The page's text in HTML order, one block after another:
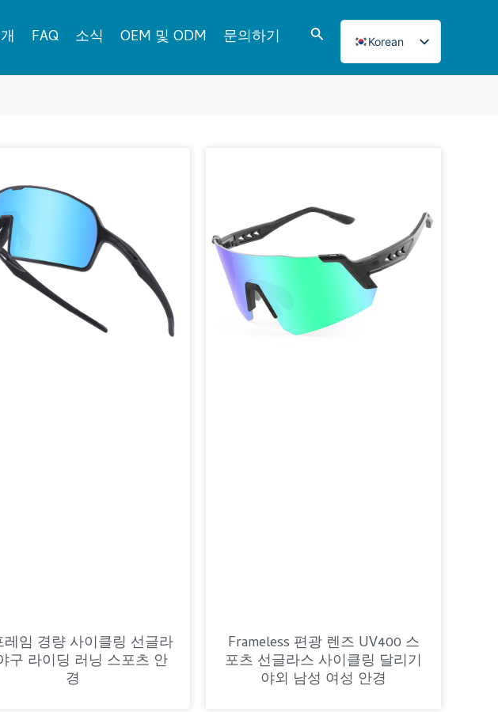
FAQ 소식 OEM 및 ODM 문의하기
검
Korean
English
Portuguese
Russian
German
Turkish
레임 경량 사이클링 선글라
구 라이딩 러닝 스포츠 안
경
Frameless 편광 렌즈 UV400 스
포츠 선글라스 사이클링 달리기
야외 남성 여성 안경
지
지 지지